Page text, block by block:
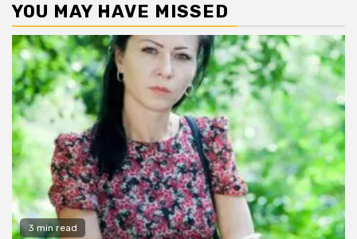
YOU MAY HAVE MISSED
3 min read